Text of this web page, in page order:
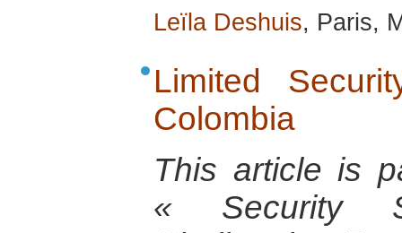
Leïla Deshuis, Paris,
Limited
Colombia
This article is
« Security